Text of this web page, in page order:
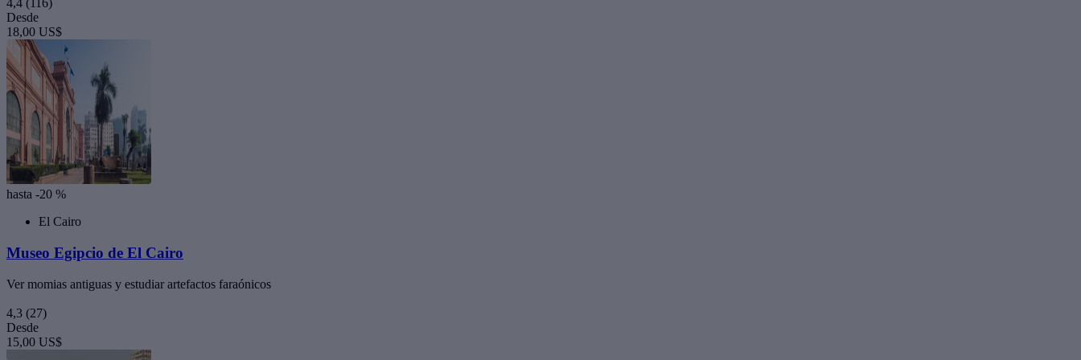
4,4 (116)
Desde
18,00 US$
hasta -20 %
El Cairo
Museo Egipcio de El Cairo
Ver momias antiguas y estudiar artefactos faraónicos
4,3 (27)
Desde
15,00 US$